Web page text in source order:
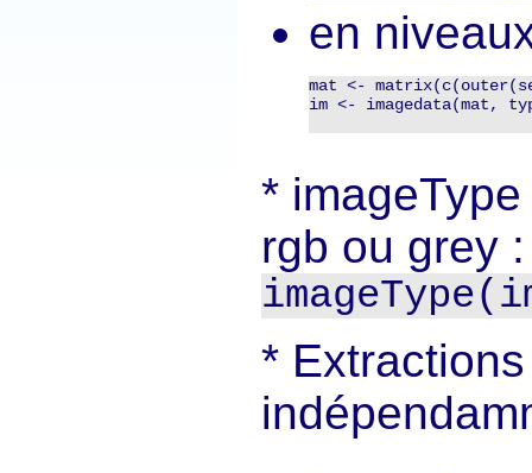
en
mat <-
im <- imagedata(mat,
rgb ou grey :